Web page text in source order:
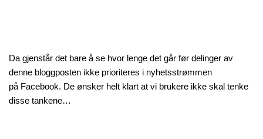
Da gjenstår det bare å se hvor lenge det går før delinger av
denne bloggposten ikke prioriteres i nyhetsstrømmen
på Facebook. De ønsker helt klart at vi brukere ikke skal tenke
disse tankene…